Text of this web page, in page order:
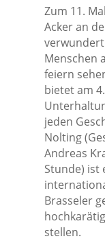
Zum 11.
Acker an
Menschen
feiern
bietet am
jeden
Nolting
Andreas
Stunde) ist
Brasseler
stellen.